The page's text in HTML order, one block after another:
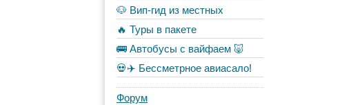
🐶 Вип-гид из местных
🔥 Туры в пакете
🚌 Автобусы с вайфаем 🐷
💀✈️ Бессметрное авиасало!
Форум